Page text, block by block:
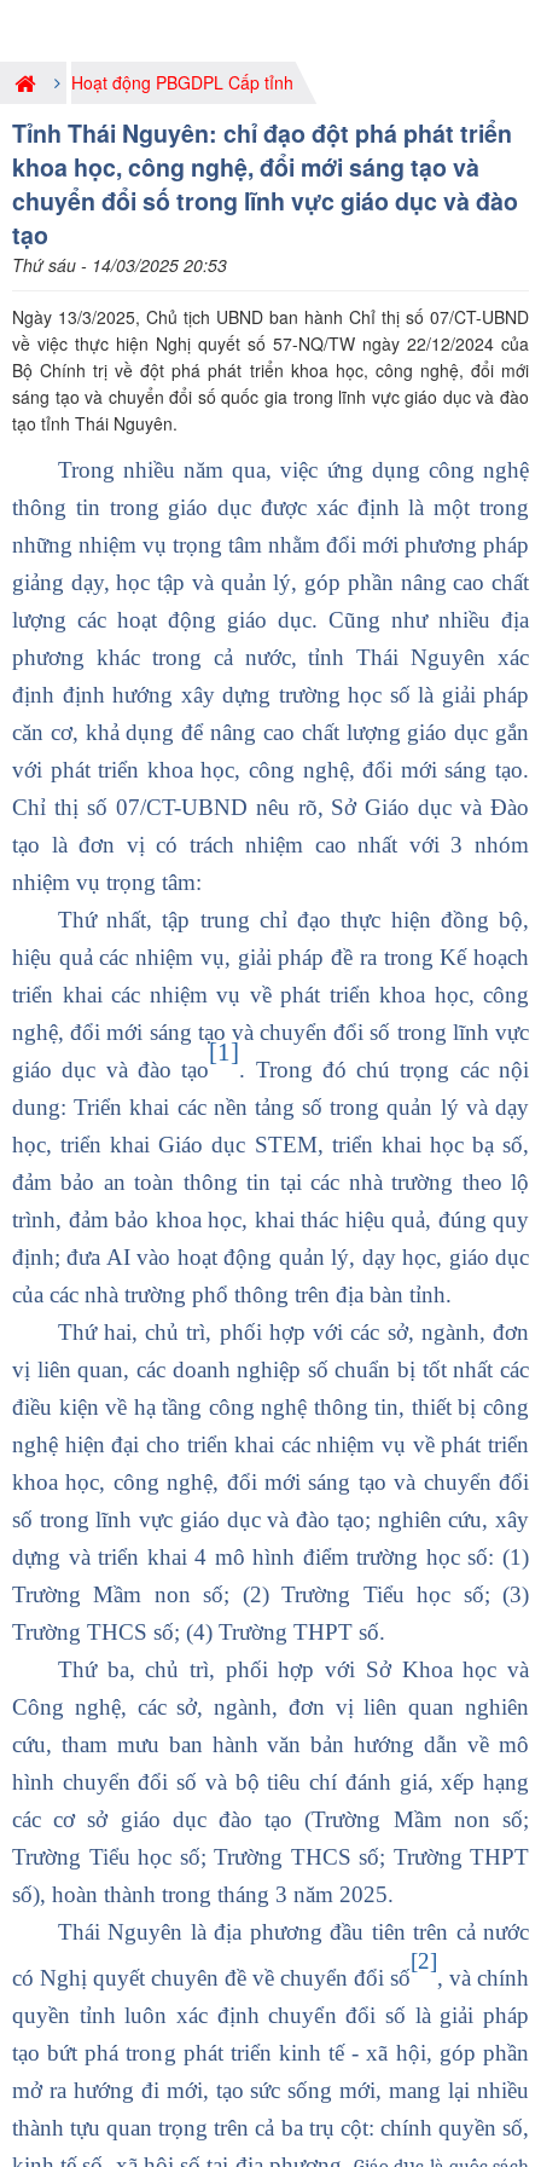
Hoạt động PBGDPL Cấp tỉnh
Tỉnh Thái Nguyên: chỉ đạo đột phá phát triển
khoa học, công nghệ, đổi mới sáng tạo và
chuyển đổi số trong lĩnh vực giáo dục và đào
tạo
Thứ sáu - 14/03/2025 20:53
Ngày 13/3/2025, Chủ tịch UBND ban hành Chỉ thị số 07/CT-UBND
về việc thực hiện Nghị quyết số 57-NQ/TW ngày 22/12/2024 của
Bộ Chính trị về đột phá phát triển khoa học, công nghệ, đổi mới
sáng tạo và chuyển đổi số quốc gia trong lĩnh vực giáo dục và đào
tạo tỉnh Thái Nguyên.
Trong nhiều năm qua, việc ứng dụng công nghệ
thông tin trong giáo dục được xác định là một trong
những nhiệm vụ trọng tâm nhằm đổi mới phương pháp
giảng dạy, học tập và quản lý, góp phần nâng cao chất
lượng các hoạt động giáo dục. Cũng như nhiều địa
phương khác trong cả nước, tỉnh Thái Nguyên xác
định định hướng xây dựng trường học số là giải pháp
căn cơ, khả dụng để nâng cao chất lượng giáo dục gắn
với phát triển khoa học, công nghệ, đổi mới sáng tạo.
Chỉ thị số 07/CT-UBND nêu rõ, Sở Giáo dục và Đào
tạo là đơn vị có trách nhiệm cao nhất với 3 nhóm
nhiệm vụ trọng tâm:
Thứ nhất, tập trung chỉ đạo thực hiện đồng bộ,
hiệu quả các nhiệm vụ, giải pháp đề ra trong Kế hoạch
triển khai các nhiệm vụ về phát triển khoa học, công
nghệ, đổi mới sáng tạo và chuyển đổi số trong lĩnh vực
giáo dục và đào tạo
[1]
. Trong đó chú trọng các nội
dung: Triển khai các nền tảng số trong quản lý và dạy
học, triển khai Giáo dục STEM, triển khai học bạ số,
đảm bảo an toàn thông tin tại các nhà trường theo lộ
trình, đảm bảo khoa học, khai thác hiệu quả, đúng quy
định; đưa AI vào hoạt động quản lý, dạy học, giáo dục
của các nhà trường phổ thông trên địa bàn tỉnh.
Thứ hai, chủ trì, phối hợp với các sở, ngành, đơn
vị liên quan, các doanh nghiệp số chuẩn bị tốt nhất các
điều kiện về hạ tầng công nghệ thông tin, thiết bị công
nghệ hiện đại cho triển khai các nhiệm vụ về phát triển
khoa học, công nghệ, đổi mới sáng tạo và chuyển đổi
số trong lĩnh vực giáo dục và đào tạo; nghiên cứu, xây
dựng và triển khai 4 mô hình điểm trường học số: (1)
Trường Mầm non số; (2) Trường Tiểu học số; (3)
Trường THCS số; (4) Trường THPT số.
Thứ ba, chủ trì, phối hợp với Sở Khoa học và
Công nghệ, các sở, ngành, đơn vị liên quan nghiên
cứu, tham mưu ban hành văn bản hướng dẫn về mô
hình chuyển đổi số và bộ tiêu chí đánh giá, xếp hạng
các cơ sở giáo dục đào tạo (Trường Mầm non số;
Trường Tiểu học số; Trường THCS số; Trường THPT
số), hoàn thành trong tháng 3 năm 2025.
Thái Nguyên là địa phương đầu tiên trên cả nước
có Nghị quyết chuyên đề về chuyển đổi số
[2]
, và chính
quyền tỉnh luôn xác định chuyển đổi số là giải pháp
tạo bứt phá trong phát triển kinh tế - xã hội, góp phần
mở ra hướng đi mới, tạo sức sống mới, mang lại nhiều
thành tựu quan trọng trên cả ba trụ cột: chính quyền số,